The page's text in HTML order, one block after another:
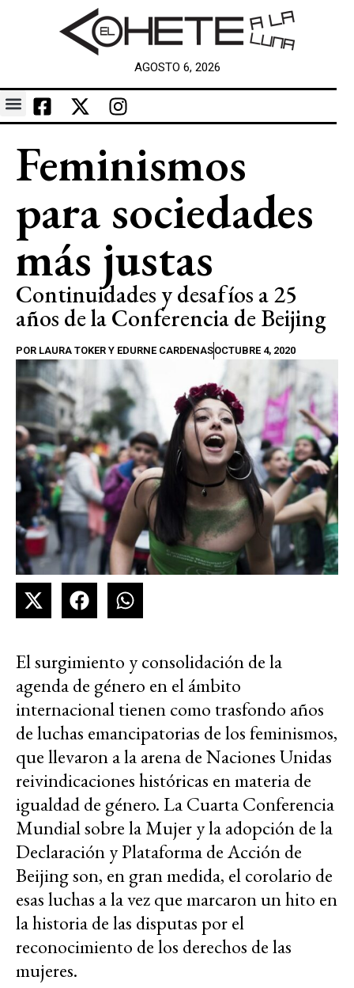
AGOSTO 6, 2026
Feminismos
para sociedades
más justas
Continuidades y desafíos a 25
años de la Conferencia de Beijing
POR LAURA TOKER Y EDURNE CARDENASOCTUBRE 4, 2020
El surgimiento y consolidación de la
agenda de género en el ámbito
internacional tienen como trasfondo años
de luchas emancipatorias de los feminismos,
que llevaron a la arena de Naciones Unidas
reivindicaciones históricas en materia de
igualdad de género. La Cuarta Conferencia
Mundial sobre la Mujer y la adopción de la
Declaración y Plataforma de Acción de
Beijing son, en gran medida, el corolario de
esas luchas a la vez que marcaron un hito en
la historia de las disputas por el
reconocimiento de los derechos de las
mujeres.